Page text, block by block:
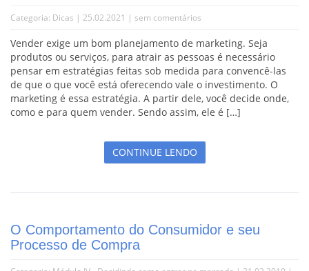
Categoria: Dicas | 25.02.2021 | sem comentários
Vender exige um bom planejamento de marketing. Seja
produtos ou serviços, para atrair as pessoas é necessário
pensar em estratégias feitas sob medida para convencê-las
de que o que você está oferecendo vale o investimento. O
marketing é essa estratégia. A partir dele, você decide onde,
como e para quem vender. Sendo assim, ele é […]
CONTINUE LENDO
O Comportamento do Consumidor e seu
Processo de Compra